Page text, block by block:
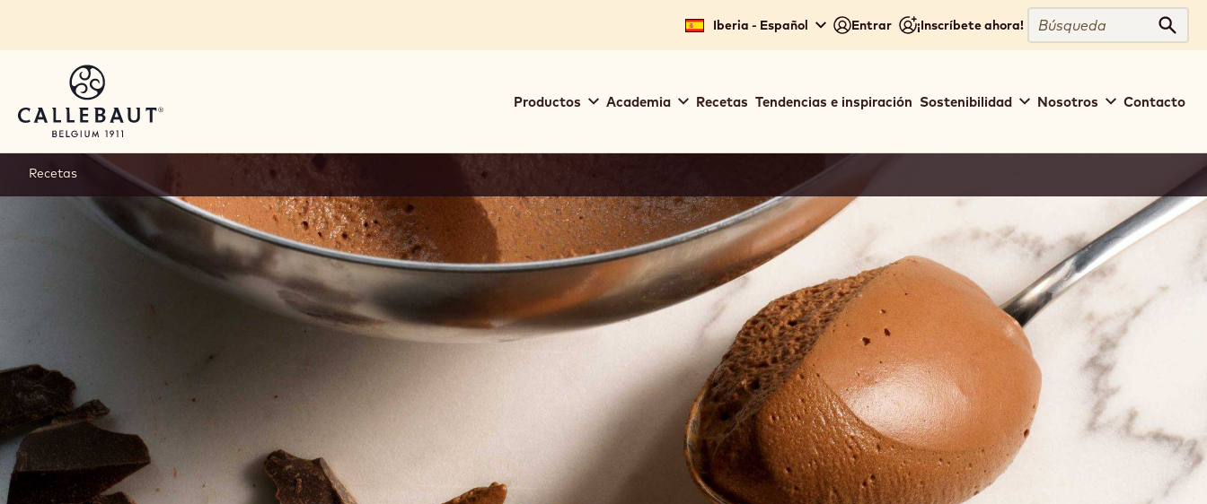
Iberia - Español Entrar ¡Inscríbete ahora!
Búsqueda
navigation
Productos Academia Recetas Tendencias e inspiración Sostenibilidad Nosotros Contacto
Recetas